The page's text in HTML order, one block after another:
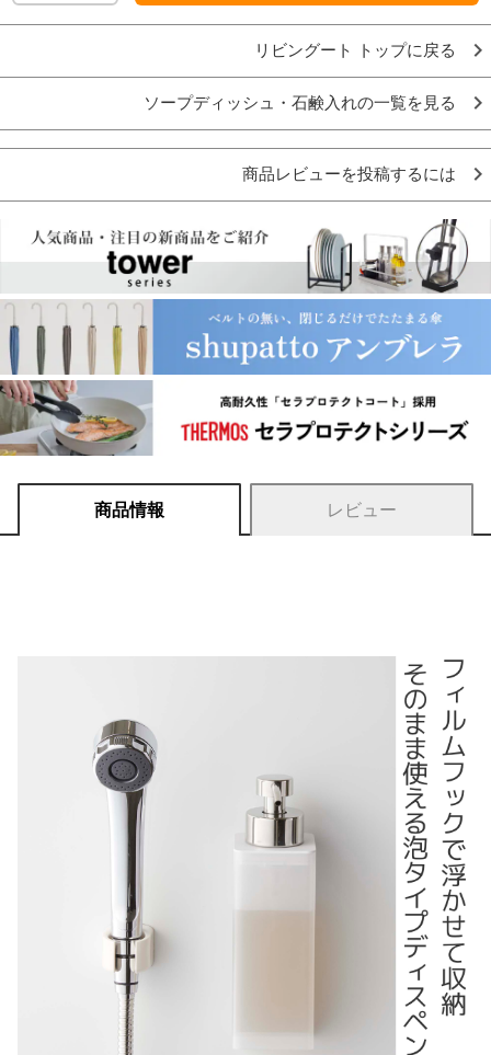
リビングート トップに戻る
ソープディッシュ・石鹸入れの一覧を見る
商品レビューを投稿するには
商品情報 レビュー